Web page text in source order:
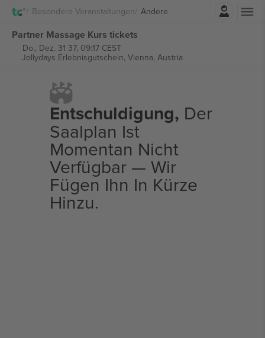
Besondere Veranstaltungen Andere
Einloggen
Partner Massage Kurs tickets
Do., Dez. 31 37, 09:17 CEST
Jollydays Erlebnisgutschein, Vienna, Austria
Entschuldigung, Der
Saalplan Ist
Momentan Nicht
Verfügbar — Wir
Fügen Ihn In Kürze
Hinzu.